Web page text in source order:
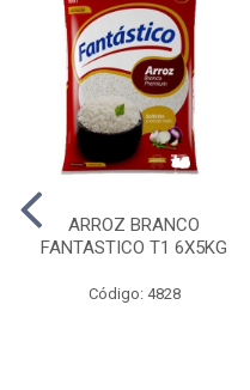
ARROZ BRANCO
FANTASTICO T1 6X5KG
Código: 4828